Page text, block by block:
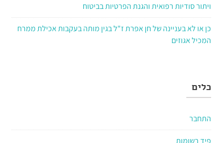
ויתור סודיות רפואית והגנת הפרטיות בביטוח
כן או לא בעניינה של חן אפרת ז"ל בגין מותה בעקבות אכילת ממרח
המכיל אגוזים
כלים
התחבר
פיד רשומות